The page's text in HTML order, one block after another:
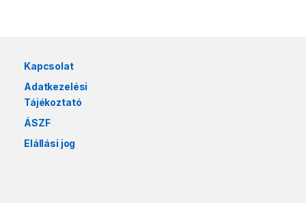
Kapcsolat
Adatkezelési
Tájékoztató
ÁSZF
Elállási jog